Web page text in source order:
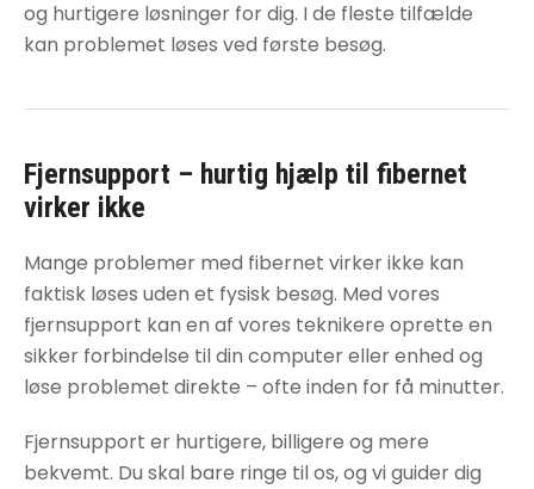
og hurtigere løsninger for dig. I de fleste tilfælde
kan problemet løses ved første besøg.
Fjernsupport – hurtig hjælp til fibernet
virker ikke
Mange problemer med fibernet virker ikke kan
faktisk løses uden et fysisk besøg. Med vores
fjernsupport kan en af vores teknikere oprette en
sikker forbindelse til din computer eller enhed og
løse problemet direkte – ofte inden for få minutter.
Fjernsupport er hurtigere, billigere og mere
bekvemt. Du skal bare ringe til os, og vi guider dig